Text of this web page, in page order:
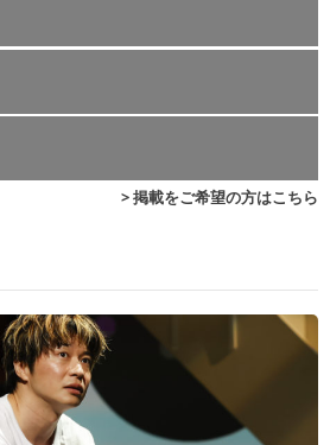
> 掲載をご希望の方はこちら